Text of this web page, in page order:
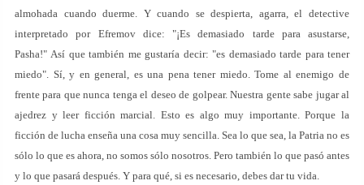
almohada cuando duerme. Y cuando se despierta, agarra, el detective
interpretado por Efremov dice: "¡Es demasiado tarde para asustarse,
Pasha!" Así que también me gustaría decir: "es demasiado tarde para tener
miedo". Sí, y en general, es una pena tener miedo. Tome al enemigo de
frente para que nunca tenga el deseo de golpear. Nuestra gente sabe jugar al
ajedrez y leer ficción marcial. Esto es algo muy importante. Porque la
ficción de lucha enseña una cosa muy sencilla. Sea lo que sea, la Patria no es
sólo lo que es ahora, no somos sólo nosotros. Pero también lo que pasó antes
y lo que pasará después. Y para qué, si es necesario, debes dar tu vida.